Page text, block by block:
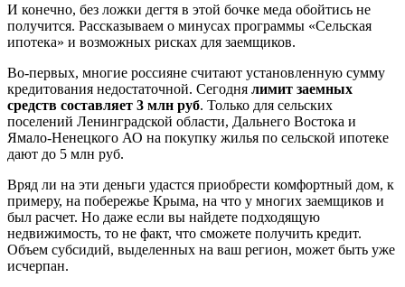
И конечно, без ложки дегтя в этой бочке меда обойтись не
получится. Рассказываем о минусах программы «Сельская
ипотека» и возможных рисках для заемщиков.
Во-первых, многие россияне считают установленную сумму
кредитования недостаточной. Сегодня лимит заемных
средств составляет 3 млн руб. Только для сельских
поселений Ленинградской области, Дальнего Востока и
Ямало-Ненецкого АО на покупку жилья по сельской ипотеке
дают до 5 млн руб.
Вряд ли на эти деньги удастся приобрести комфортный дом, к
примеру, на побережье Крыма, на что у многих заемщиков и
был расчет. Но даже если вы найдете подходящую
недвижимость, то не факт, что сможете получить кредит.
Объем субсидий, выделенных на ваш регион, может быть уже
исчерпан.